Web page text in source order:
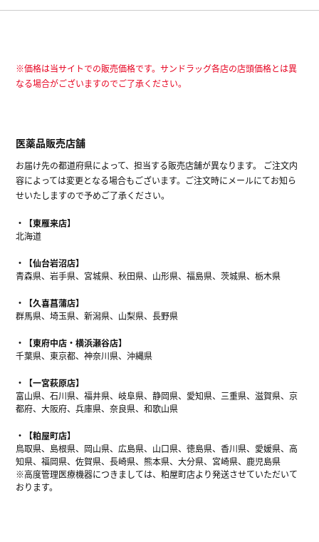
※価格は当サイトでの販売価格です。サンドラッグ各店の店頭価格とは異
なる場合がございますのでご了承ください。
医薬品販売店舗
お届け先の都道府県によって、担当する販売店舗が異なります。 ご注文内
容によっては変更となる場合もございます。ご注文時にメールにてお知ら
せいたしますので予めご了承ください。
【東雁来店】
北海道
【仙台岩沼店】
青森県、岩手県、宮城県、秋田県、山形県、福島県、茨城県、栃木県
【久喜菖蒲店】
群馬県、埼玉県、新潟県、山梨県、長野県
【東府中店・横浜瀬谷店】
千葉県、東京都、神奈川県、沖縄県
【一宮萩原店】
富山県、石川県、福井県、岐阜県、静岡県、愛知県、三重県、滋賀県、京
都府、大阪府、兵庫県、奈良県、和歌山県
【粕屋町店】
鳥取県、島根県、岡山県、広島県、山口県、徳島県、香川県、愛媛県、高
知県、福岡県、佐賀県、長崎県、熊本県、大分県、宮崎県、鹿児島県
※高度管理医療機器につきましては、粕屋町店より発送させていただいて
おります。